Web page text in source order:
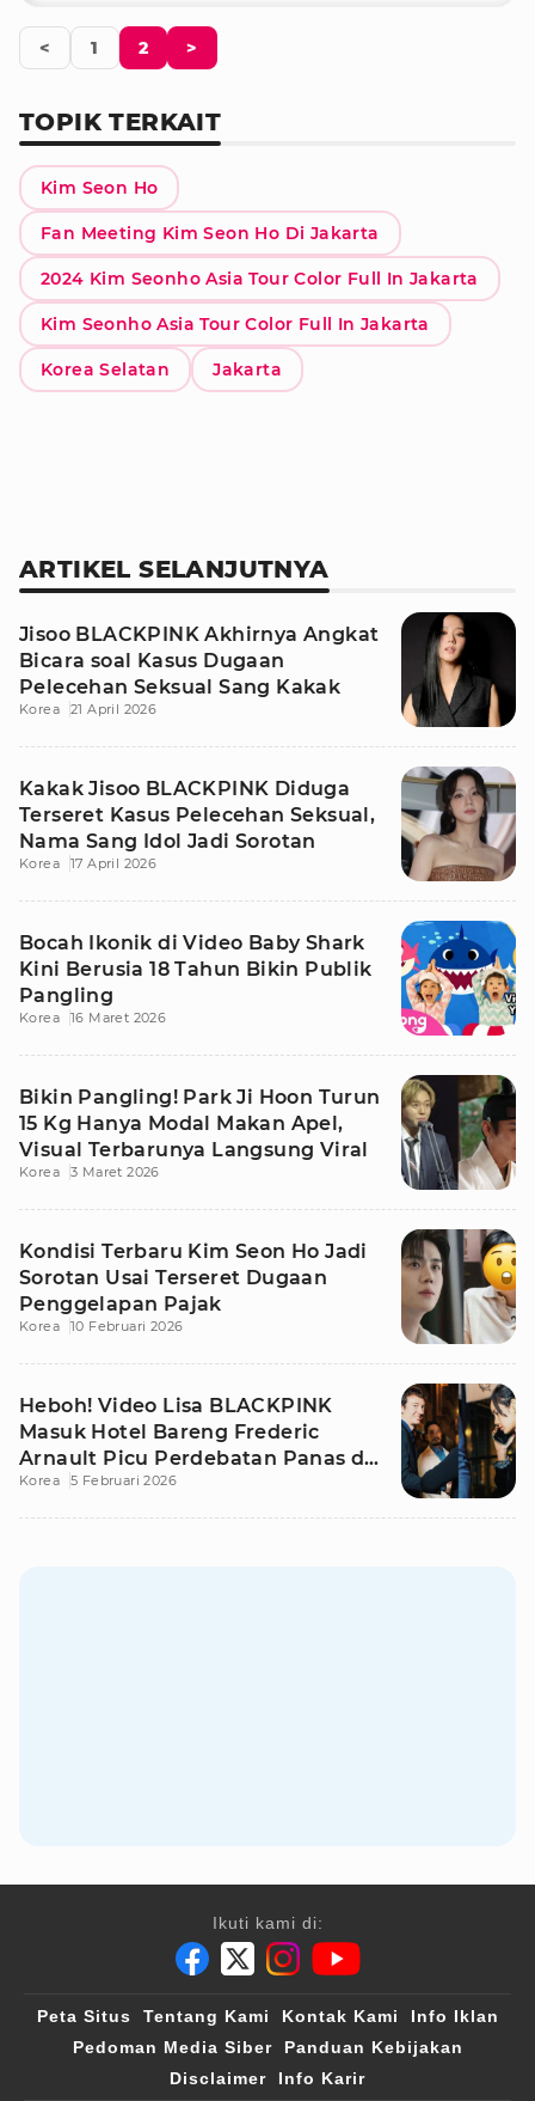
< 1 2 >
TOPIK TERKAIT
Kim Seon Ho
Fan Meeting Kim Seon Ho Di Jakarta
2024 Kim Seonho Asia Tour Color Full In Jakarta
Kim Seonho Asia Tour Color Full In Jakarta
Korea Selatan Jakarta
ARTIKEL SELANJUTNYA
Jisoo BLACKPINK Akhirnya Angkat
Bicara soal Kasus Dugaan
Pelecehan Seksual Sang Kakak
Korea 21 April 2026
Kakak Jisoo BLACKPINK Diduga
Terseret Kasus Pelecehan Seksual,
Nama Sang Idol Jadi Sorotan
Korea 17 April 2026
Bocah Ikonik di Video Baby Shark
Kini Berusia 18 Tahun Bikin Publik
Pangling
Korea 16 Maret 2026
Bikin Pangling! Park Ji Hoon Turun
15 Kg Hanya Modal Makan Apel,
Visual Terbarunya Langsung Viral
Korea 3 Maret 2026
Kondisi Terbaru Kim Seon Ho Jadi
Sorotan Usai Terseret Dugaan
Penggelapan Pajak
Korea 10 Februari 2026
Heboh! Video Lisa BLACKPINK
Masuk Hotel Bareng Frederic
Arnault Picu Perdebatan Panas di
Medsos
Korea 5 Februari 2026
Ikuti kami di:
Peta Situs Tentang Kami Kontak Kami
Info Iklan
Pedoman Media Siber
Panduan Kebijakan
Disclaimer
Info Karir